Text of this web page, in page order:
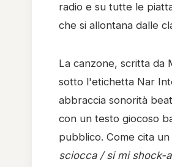
radio e su tutte le
che si allontana dalle
La canzone, scritta da
sotto l'etichetta Nar
abbraccia sonorità
con un testo giocoso
pubblico. Come cita
sciocca / si mi shock-